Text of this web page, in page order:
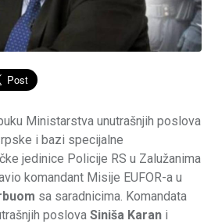
Ministarstva unutrašnjih poslova
i bazi specijalne
jedinice Policije RS u Zalužanima
komandant Misije EUFOR-a u
sa saradnicima. Komandata
poslova Siniša Karan i